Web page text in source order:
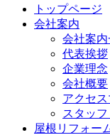
トップページ
会社案内
会社案内
代表挨拶
企業理念
会社概要
アクセ
スタッ
屋根リフォー